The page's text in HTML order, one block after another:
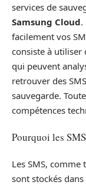
services de
Samsung Cloud.
facilement vos
consiste à utiliser
qui peuvent
retrouver des
sauvegarde.
compétences
Pourquoi les
Les SMS,
sont stockés